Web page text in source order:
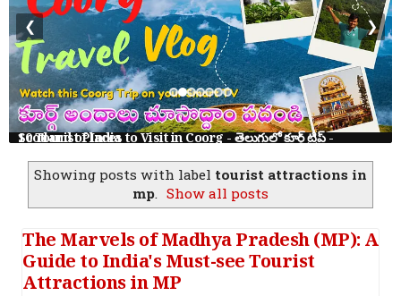
10 Tourist Places to Visit in Coorg - తెలుగులో కూర్గ్ ట్రిప్ - Scotland of India
❮ ❯
Showing posts with label tourist attractions in
mp. Show all posts
The Marvels of Madhya Pradesh (MP): A
Guide to India's Must-see Tourist
Attractions in MP